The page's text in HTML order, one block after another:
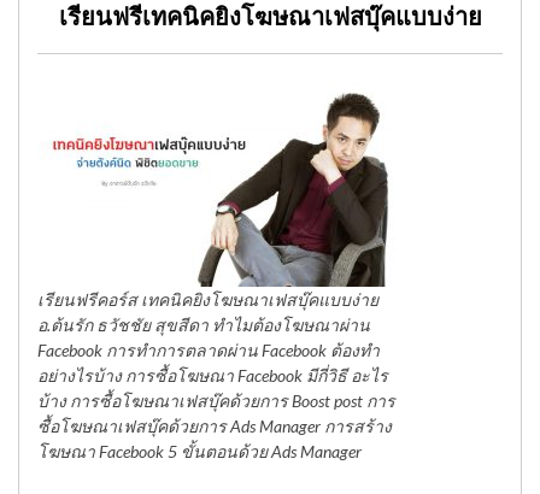
เรียนฟรีเทคนิคยิงโฆษณาเฟสบุ๊คแบบง่าย
เรียนฟรีคอร์ส เทคนิคยิงโฆษณาเฟสบุ๊คแบบง่าย
อ.ต้นรัก ธวัชชัย สุขสีดา ทำไมต้องโฆษณาผ่าน
Facebook การทำการตลาดผ่าน Facebook ต้องทำ
อย่างไรบ้าง การซื้อโฆษณา Facebook มีกี่วิธี อะไร
บ้าง การซื้อโฆษณาเฟสบุ๊คด้วยการ Boost post การ
ซื้อโฆษณาเฟสบุ๊คด้วยการ Ads Manager การสร้าง
โฆษณา Facebook 5 ขั้นตอนด้วย Ads Manager